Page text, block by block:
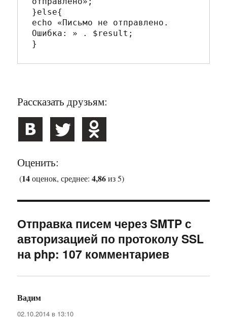
}else{
echo «Письмо не отправлено.
Ошибка: » . $result;
Рассказать друзьям:
Оценить:
(14оценок, среднее:4,86из 5)
Отправка писем через SMTP с
авторизацией по протоколу SSL
на php: 107 комментариев
Вадим
02.10.2014 в 13:10